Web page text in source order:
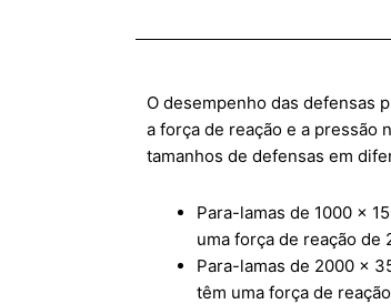
O desempenho das defensas
a força de reação e a pressão
tamanhos de defensas em
Para-lamas de 1000 x
uma força de reação de
Para-lamas de 2000 x
têm uma força de